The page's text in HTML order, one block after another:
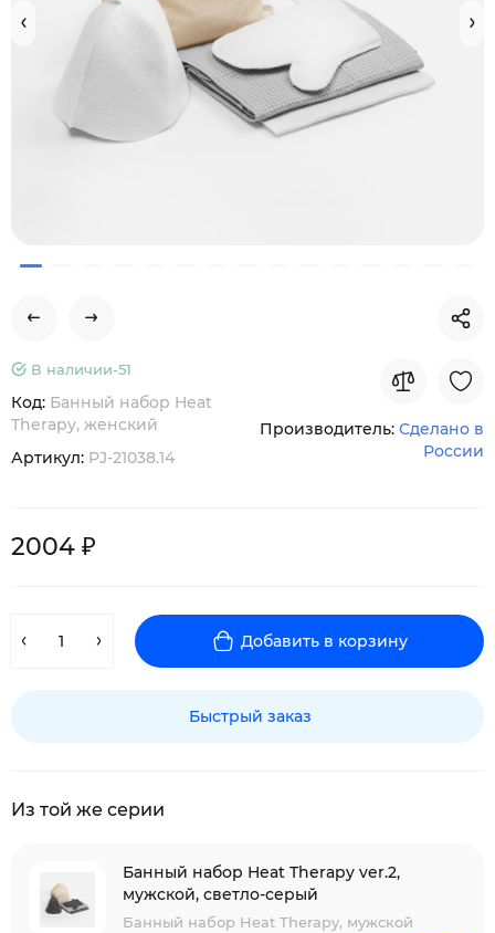
В наличии-51
Код: Банный набор Heat
Therapy, женский
Артикул: PJ-21038.14
Производитель: Сделано в
России
2004 ₽
Добавить в корзину
Быстрый заказ
Из той же серии
Банный набор Heat Therapy ver.2,
мужской, светло-серый
Банный набор Heat Therapy, мужской